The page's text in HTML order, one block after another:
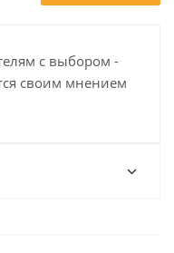
с выбором -
своим мнением